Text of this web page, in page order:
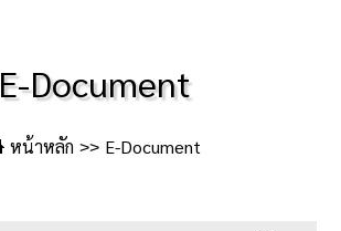
E-Document
หน้าหลัก E-Document